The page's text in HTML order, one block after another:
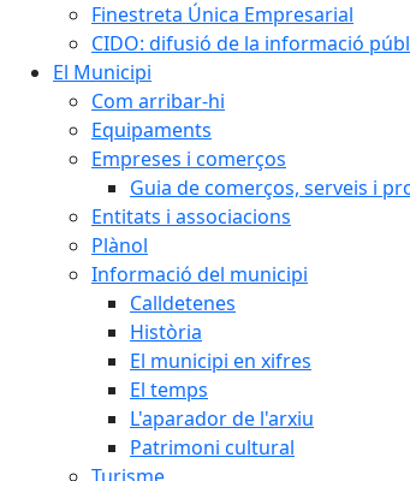
Finestreta Única Empresarial
CIDO: difusió de la informació
El Municipi
Com arribar-hi
Equipaments
Empreses i comerços
Guia de comerços, serveis i
Entitats i associacions
Plànol
Informació del municipi
Calldetenes
Història
El municipi en xifres
El temps
L'aparador de l'arxiu
Patrimoni cultural